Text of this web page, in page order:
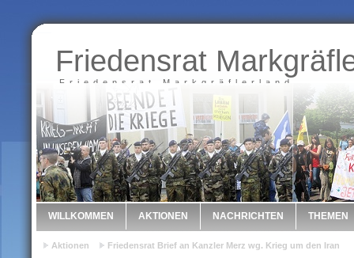
Friedensrat
Friedensrat Markgräflerland
WILLKOMMEN AKTIONEN NACHRICHTEN THEMEN
Aktionen Friedensrat Brief an Kanzler Merz wg. Krieg um den Iran